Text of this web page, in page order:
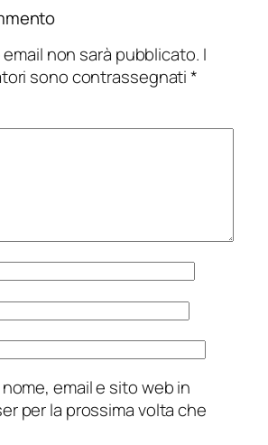
non sarà pubblicato. I
sono contrassegnati*
nome, email e sito web in
per la prossima volta che